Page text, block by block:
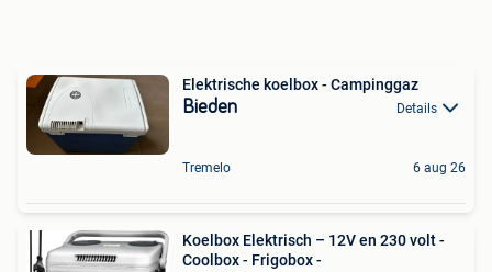
Elektrische koelbox - Campinggaz
Bieden Details
Tremelo 6 aug 26
Koelbox Elektrisch – 12V en 230 volt -
Coolbox - Frigobox -